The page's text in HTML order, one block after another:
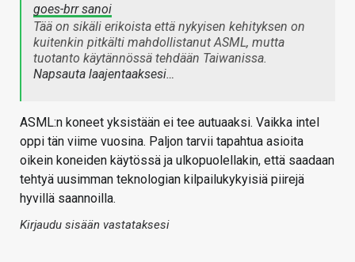
goes-brr sanoi
Tää on sikäli erikoista että nykyisen kehityksen on
kuitenkin pitkälti mahdollistanut ASML, mutta
tuotanto käytännössä tehdään Taiwanissa.
Napsauta laajentaaksesi…
ASML:n koneet yksistään ei tee autuaaksi. Vaikka intel
oppi tän viime vuosina. Paljon tarvii tapahtua asioita
oikein koneiden käytössä ja ulkopuolellakin, että saadaan
tehtyä uusimman teknologian kilpailukykyisiä piirejä
hyvillä saannoilla.
Kirjaudu sisään vastataksesi